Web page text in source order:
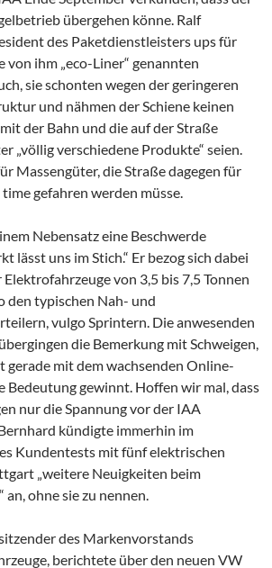
übergehen könne. Ralf
des Paketdienstleisters ups für
von ihm „eco-Liner“ genannten
sie schonten wegen der geringeren
und nähmen der Schiene keinen
der Bahn und die auf der Straße
„völlig verschiedene Produkte“ seien.
Massengüter, die Straße dagegen für
gefahren werden müsse.
Nebensatz eine Beschwerde
lässt uns im Stich.“ Er bezog sich dabei
Elektrofahrzeuge von 3,5 bis 7,5 Tonnen
den typischen Nah- und
vulgo Sprintern. Die anwesenden
die Bemerkung mit Schweigen,
gerade mit dem wachsenden Online-
Bedeutung gewinnt. Hoffen wir mal, dass
nur die Spannung vor der IAA
kündigte immerhin im
Kundentests mit fünf elektrischen
„weitere Neuigkeiten beim
ohne sie zu nennen.
des Markenvorstands
berichtete über den neuen VW